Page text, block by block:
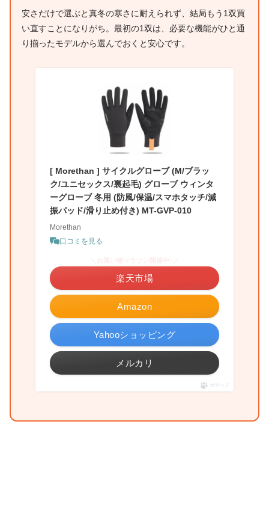
安さだけで選ぶと真冬の寒さに耐えられず、結局もう1双買
い直すことになりがち。最初の1双は、必要な機能がひと通
り揃ったモデルから選んでおくと安心です。
[ Morethan ] サイクルグローブ (M/ブラッ
ク/ユニセックス/裏起毛) グローブ ウィンタ
ーグローブ 冬用 (防風/保温/スマホタッチ/減
振パッド/滑り止め付き) MT-GVP-010
Morethan
口コミを見る
Amazon
楽天市場
Yahooショッピング
メルカリ
ポチップ